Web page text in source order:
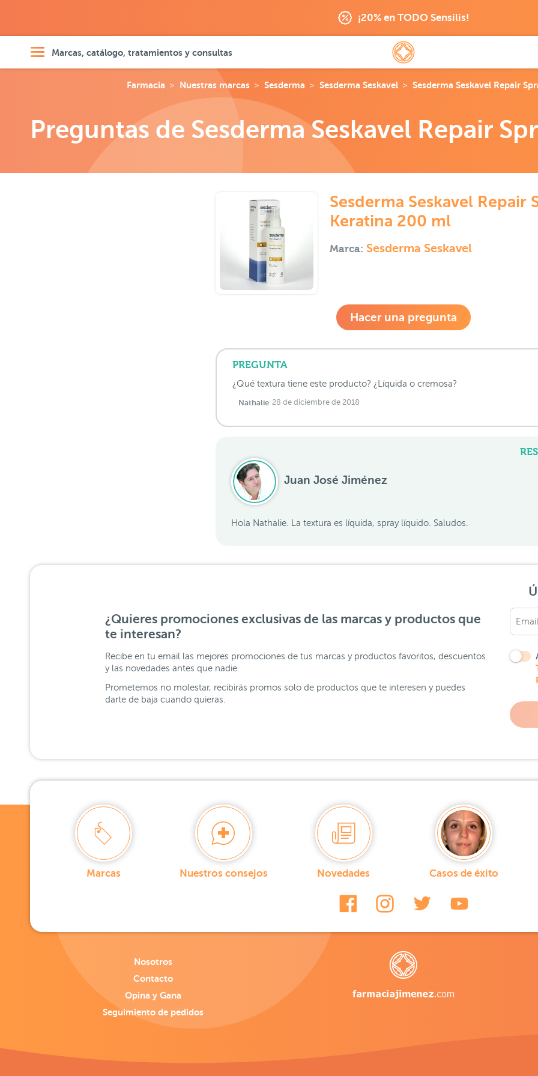
¡20% en TODO Sensilis!
Marcas, catálogo, tratamientos y consultas
Farmacia Nuestras marcas Sesderma Sesderma Seskavel Sesderma Seskavel Repair
Preguntas de Sesderma Seskavel Repair
Sesderma Seskavel Repair
Keratina 200 ml
Marca: Sesderma Seskavel
Hacer una pregunta
PREGUNTA
¿Qué textura tiene este producto? ¿Líquida o cremosa?
Nathalie 28 de diciembre de 2018
Hola Nathalie. La textura es líquida, spray líquido. Saludos.
Juan José Jiménez
¿Quieres promociones exclusivas de las marcas y productos que
te interesan?
Recibe en tu email las mejores promociones de tus marcas y productos favoritos, descuentos
y las novedades antes que nadie.
Prometemos no molestar, recibirás promos solo de productos que te interesen y puedes
darte de baja cuando quieras.
Marcas Nuestros consejos Novedades Casos de éxito
Nosotros
Contacto
Opina y Gana
Seguimiento de pedidos